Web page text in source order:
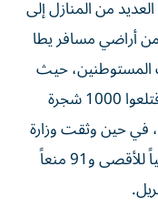
من المنازل إلى
كما صادرت 11 دونماً من أراضي مسافر يطا
المستوطنين، حيث
اعتدوا على أراض زراعية في سلفيت واقتلعوا 1000 شجرة
في حين وثقت وزارة
الأوقاف الفلسطينية 30 اقتحاماً إسرائيلياً للأقصى و91 منعاً